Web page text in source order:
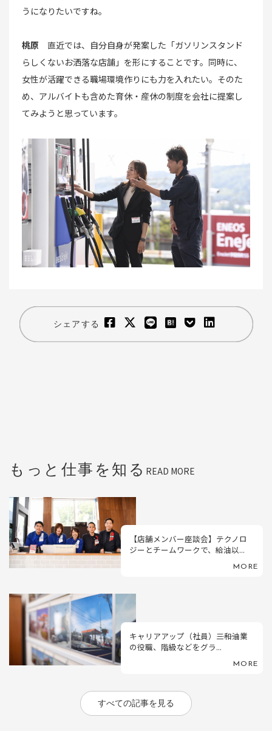
うになりたいですね。
桃原 直近では、自分自身が発案した「ガソリンスタンド
らしくないお洒落な店舗」を形にすることです。同時に、
女性が活躍できる職場環境作りにも力を入れたい。そのた
め、アルバイトも含めた育休・産休の制度を会社に提案し
てみようと思っています。
シェアする
もっと仕事を知る READ MORE
【店舗メンバー座談会】テクノロ
ジーとチームワークで、給油以...
MORE
キャリアアップ（社員）―――三和油業
の役職、階級などをグラ...
MORE
すべての記事を見る